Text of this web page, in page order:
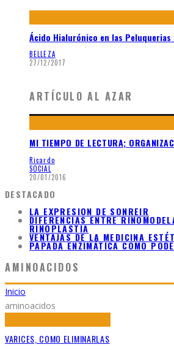
Ácido Hialurónico en las Peluquerias
BELLEZA
27/12/2017
ARTÍCULO AL AZAR
MI TIEMPO DE LECTURA;
Ricardo
SOCIAL
20/01/2016
DESTACADO
LA EXPRESION DE SONREIR
DIFERENCIAS ENTRE
RINOPLASTIA
VENTAJAS DE LA MEDICINA
PAPADA ENZIMÁTICA COMO
AMINOACIDOS
Inicio
aminoacidos
VARICES, COMO ELIMINARLAS